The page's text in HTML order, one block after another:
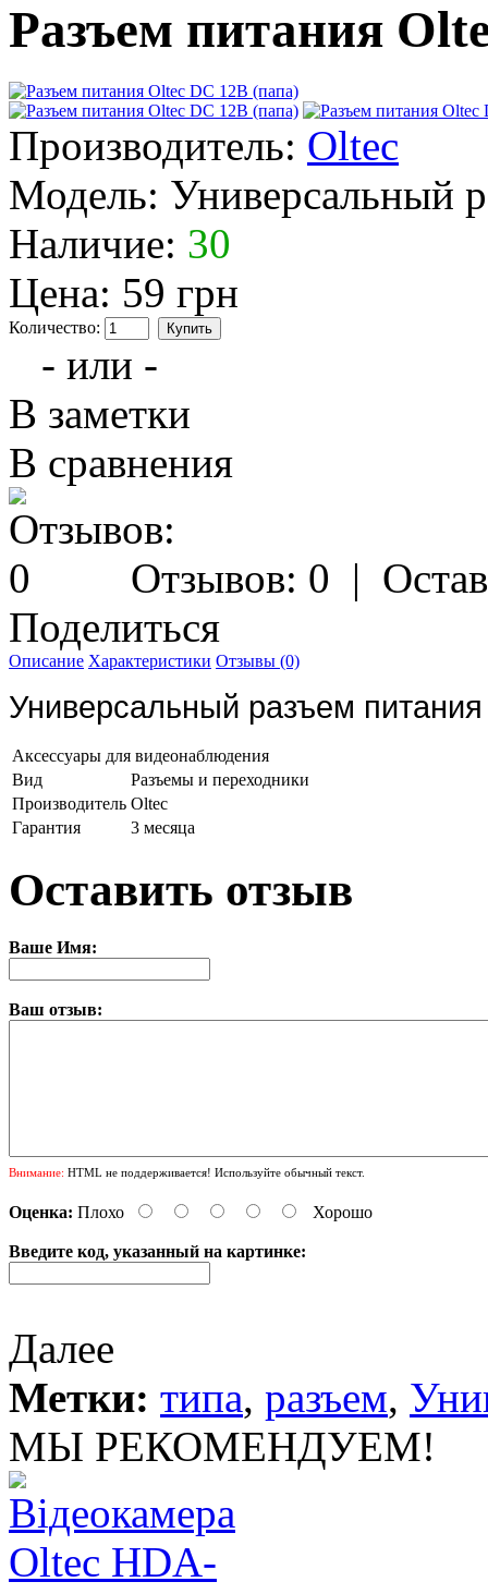
Разъем питания
Производитель: Oltec
Модель: Универсальный
Наличие: 30
Цена: 59 грн
Количество:
- или -
В заметки
В сравнения
Отзывов: 0 |
Поделиться
Описание Характеристики Отзывы (0)
Универсальный разъем
Аксессуары для видеонаблюдения
Вид
Разъемы и переходники
Производитель Oltec
Гарантия
3 месяца
Оставить отзыв
Ваше Имя:
Ваш отзыв:
Внимание: HTML не поддерживается! Используйте обычный текст.
Оценка: Плохо Хорошо
Введите код, указанный на картинке:
Далее
Метки: типа, разъем,
МЫ РЕКОМЕНДУЕМ!